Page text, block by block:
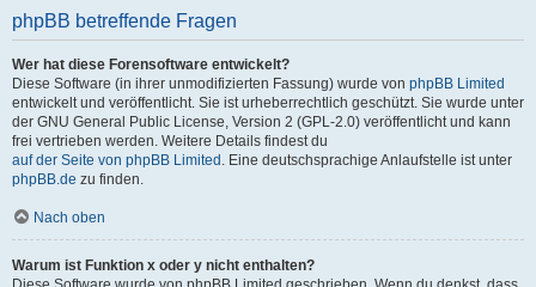
phpBB betreffende Fragen
Wer hat diese Forensoftware entwickelt?
Diese Software (in ihrer unmodifizierten Fassung) wurde von phpBB Limited
entwickelt und veröffentlicht. Sie ist urheberrechtlich geschützt. Sie wurde unter
der GNU General Public License, Version 2 (GPL-2.0) veröffentlicht und kann
frei vertrieben werden. Weitere Details findest du
auf der Seite von phpBB Limited . Eine deutschsprachige Anlaufstelle ist unter
phpBB.de zu finden.
Nach oben
Warum ist Funktion x oder y nicht enthalten?